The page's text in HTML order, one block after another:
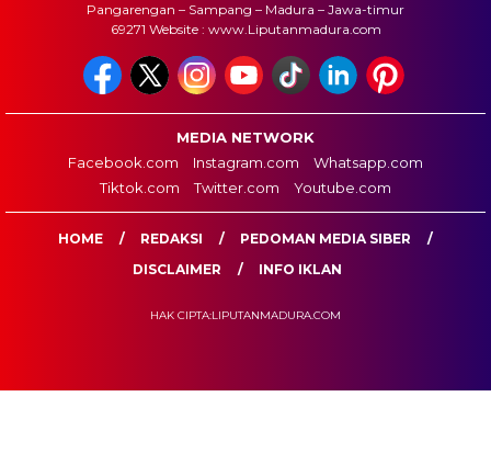
Pangarengan – Sampang – Madura – Jawa-timur
69271 Website : www.Liputanmadura.com
MEDIA NETWORK
Facebook.com
Instagram.com
Whatsapp.com
Tiktok.com
Twitter.com Youtube.com
HOME REDAKSI
PEDOMAN MEDIA SIBER
DISCLAIMER
INFO IKLAN
HAK CIPTA:LIPUTANMADURA.COM